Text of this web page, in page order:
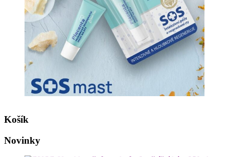
Košík
Novinky